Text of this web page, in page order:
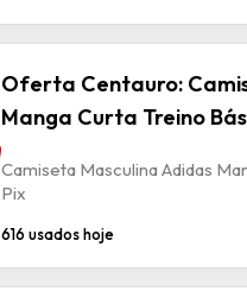
Oferta Centauro:
Manga Curta Treino
Camiseta Masculina Adidas
Pix
616 usados hoje